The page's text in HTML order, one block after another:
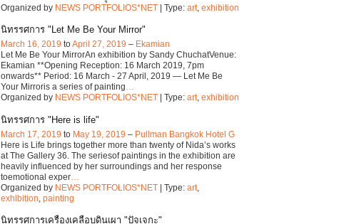
Organized by NEWS PORTFOLIOS*NET | Type: art exhibition
นิทรรศการ "Let Me Be Your Mirror"
March 16, 2019 toApril 27, 2019 – Ekamian
Let Me Be Your MirrorAn exhibition by Sandy ChuchatVenue:
Ekamian **Opening Reception: 16 March 2019, 7pm
onwards** Period: 16 March - 27 April, 2019 — Let Me Be
Your Mirroris a series of painting…
Organized by NEWS PORTFOLIOS*NET | Type: art, exhibition
นิทรรศการ "Here is life"
March 17, 2019 to May 19, 2019 – Pullman Bangkok Hotel G
Here is Life brings together more than twenty of Nida’s works
at The Gallery 36. The seriesof paintings in the exhibition are
heavily influenced by her surroundings and her response
toemotional exper
Organized by NEWS PORTFOLIOS*NET | Type: art
exhibition painting
นิทรรศการเครื่องเคลือบดินเผา "ปัจเจกะ"